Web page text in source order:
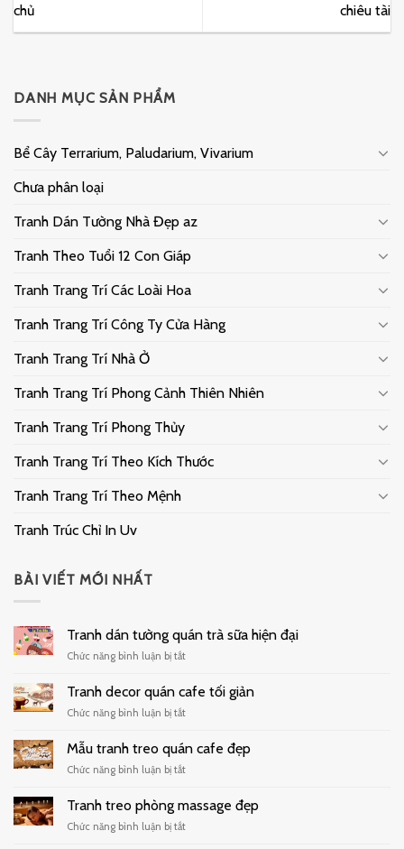
chủ
chiêu tài
DANH MỤC SẢN PHẨM
Bể Cây Terrarium, Paludarium, Vivarium
Chưa phân loại
Tranh Dán Tường Nhà Đẹp az
Tranh Theo Tuổi 12 Con Giáp
Tranh Trang Trí Các Loài Hoa
Tranh Trang Trí Công Ty Cửa Hàng
Tranh Trang Trí Nhà Ở
Tranh Trang Trí Phong Cảnh Thiên Nhiên
Tranh Trang Trí Phong Thủy
Tranh Trang Trí Theo Kích Thước
Tranh Trang Trí Theo Mệnh
Tranh Trúc Chỉ In Uv
BÀI VIẾT MỚI NHẤT
Tranh dán tường quán trà sữa hiện đại
Chức năng bình luận bị tắtở
dán
quán
sữa
Tranh decor quán cafe tối giản
Chức năng bình luận bị tắtở
decor
cafe
giản
Mẫu tranh treo quán cafe đẹp
Chức năng bình luận bị tắtở
quán
Tranh treo phòng massage đẹp
Chức năng bình luận bị tắtở